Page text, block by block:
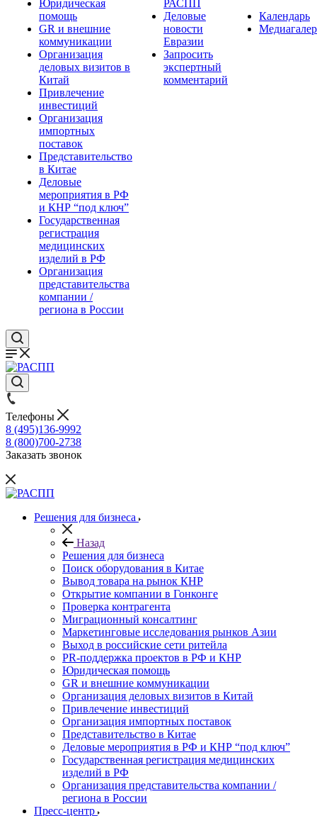
Юридическая
помощь
GR и внешние
коммуникации
Организация
деловых визитов в
Китай
Привлечение
инвестиций
Организация
импортных
поставок
Представительство
в Китае
Деловые
мероприятия в РФ
и КНР “под ключ”
Государственная
регистрация
медицинских
изделий в РФ
Организация
представительства
компании /
региона в России
РАСПП
Деловые
новости
Евразии
Запросить
экспертный
комментарий
Календарь
Телефоны
8 (495)136-9992
8 (800)700-2738
Заказать звонок
Решения для бизнеса
Назад
Решения для бизнеса
Поиск оборудования в Китае
Вывод товара на рынок КНР
Открытие компании в Гонконге
Проверка контрагента
Миграционный консалтинг
Маркетинговые исследования рынков Азии
Выход в российские сети ритейла
PR-поддержка проектов в РФ и КНР
Юридическая помощь
GR и внешние коммуникации
Организация деловых визитов в Китай
Привлечение инвестиций
Организация импортных поставок
Представительство в Китае
Деловые мероприятия в РФ и КНР “под ключ”
Государственная регистрация медицинских
изделий в РФ
Организация представительства компании /
региона в России
Пресс-центр